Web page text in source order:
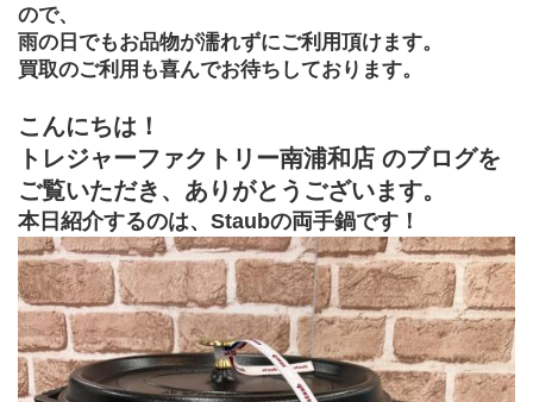
ので、
雨の日でもお品物が濡れずにご利用頂けます。
買取のご利用も喜んでお待ちしております。
こんにちは！
トレジャーファクトリー南浦和店 のブログを
ご覧いただき、ありがとうございます。
本日紹介するのは、Staubの両手鍋です！